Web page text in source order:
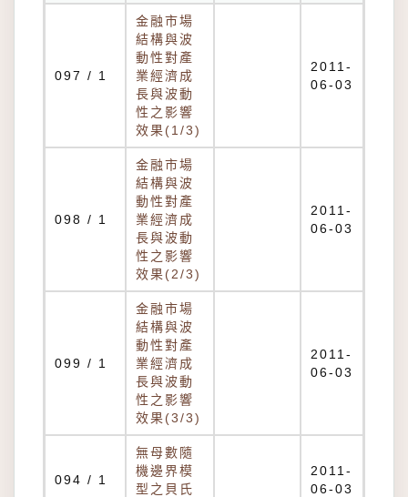
097 / 1
金融市場
結構與波
動性對產
業經濟成
長與波動
性之影響
效果(1/3)
2011-
06-03
098 / 1
金融市場
結構與波
動性對產
業經濟成
長與波動
性之影響
效果(2/3)
2011-
06-03
099 / 1
金融市場
結構與波
動性對產
業經濟成
長與波動
性之影響
效果(3/3)
2011-
06-03
094 / 1
無母數隨
機邊界模
型之貝氏
2011-
06-03